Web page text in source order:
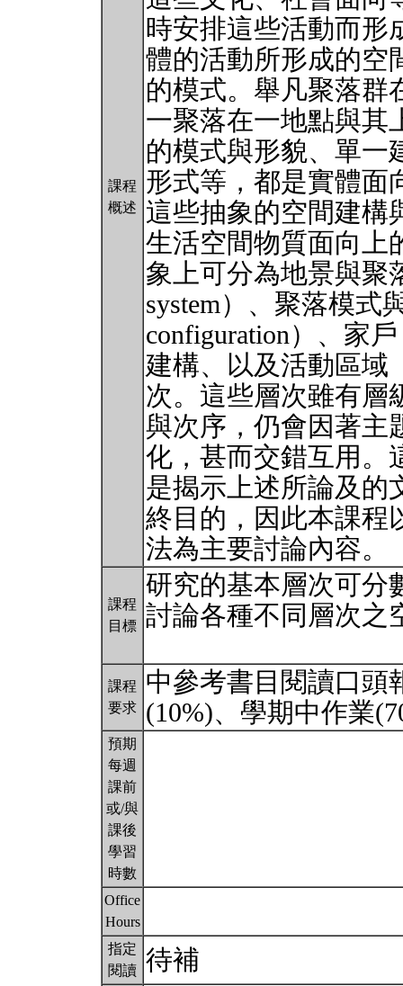
課程
概述
時安排這些活動而形
體的活動所形成的空
的模式。舉凡聚落群
一聚落在一地點與其
的模式與形貌、單一
形式等，都是實體面
這些抽象的空間建構
生活空間物質面向上
象上可分為地景與聚
system）、聚落模式
configuration）、家
建構、以及活動區域
次。這些層次雖有層
與次序，仍會因著主
化，甚而交錯互用。
是揭示上述所論及的
終目的，因此本課程
法為主要討論內容。
課程
目標
研究的基本層次可分
討論各種不同層次之
課程
要求
中參考書目閱讀口頭
(10%)、學期中作業
預期
每週
課前
或/與
課後
學習
時數
Office
Hours
指定
閱讀 待補